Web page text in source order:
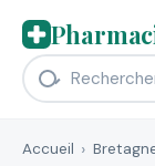
Accueil